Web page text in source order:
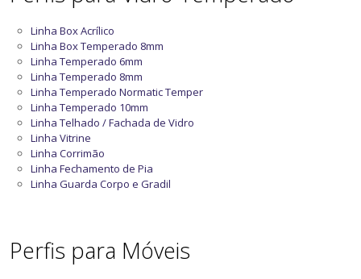
Linha Box Acrílico
Linha Box Temperado 8mm
Linha Temperado 6mm
Linha Temperado 8mm
Linha Temperado Normatic Temper
Linha Temperado 10mm
Linha Telhado / Fachada de Vidro
Linha Vitrine
Linha Corrimão
Linha Fechamento de Pia
Linha Guarda Corpo e Gradil
Perfis para Móveis